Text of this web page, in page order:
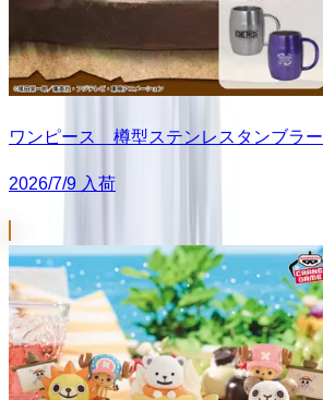
ワンピース 樽型ステンレスタンブラー
2026/7/9 入荷